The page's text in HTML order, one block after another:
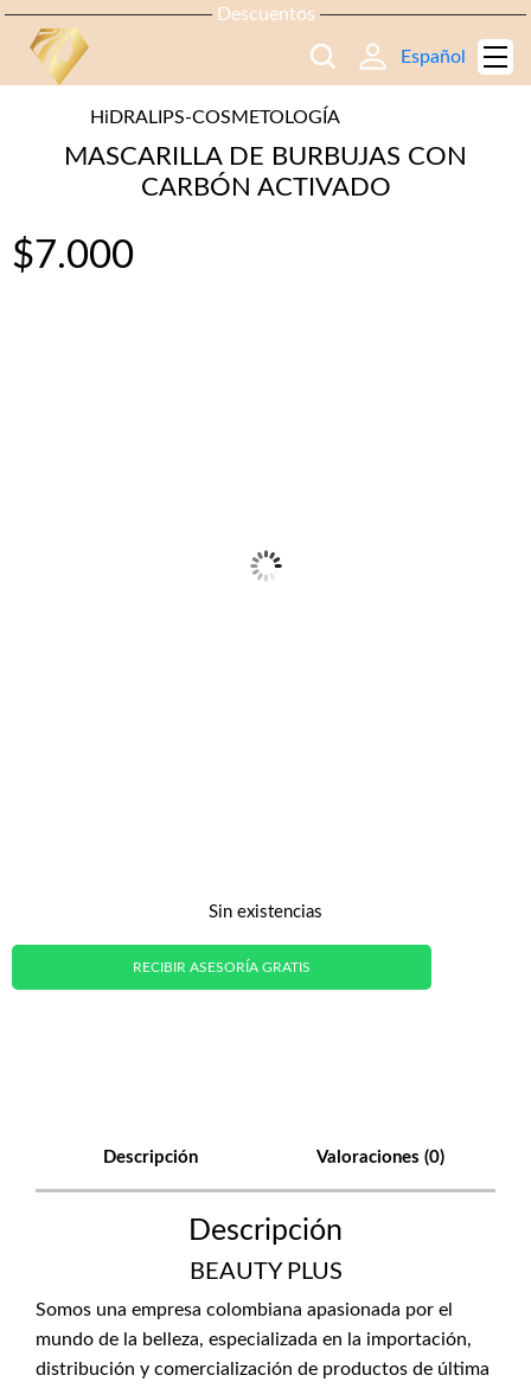
Descuentos
Español
HiDRALIPS-COSMETOLOGÍA
MASCARILLA DE BURBUJAS CON
CARBÓN ACTIVADO
$7.000
Sin existencias
RECIBIR ASESORÍA GRATIS
Descripción Valoraciones (0)
Descripción
BEAUTY PLUS
Somos una empresa colombiana apasionada por el
mundo de la belleza, especializada en la importación,
distribución y comercialización de productos de última